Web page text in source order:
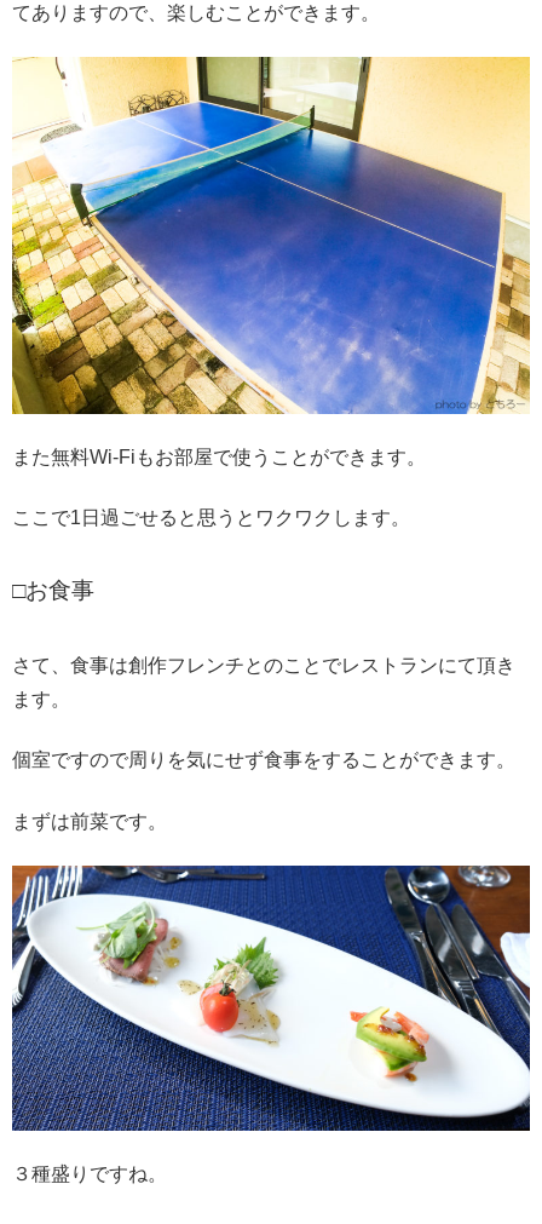
てありますので、楽しむことができます。
また無料Wi-Fiもお部屋で使うことができます。
ここで1日過ごせると思うとワクワクします。
□お食事
さて、食事は創作フレンチとのことでレストランにて頂き
ます。
個室ですので周りを気にせず食事をすることができます。
まずは前菜です。
３種盛りですね。